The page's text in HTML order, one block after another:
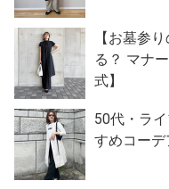
【お墓参
る？ マナ
式】
50代・ラ
すめコーデ